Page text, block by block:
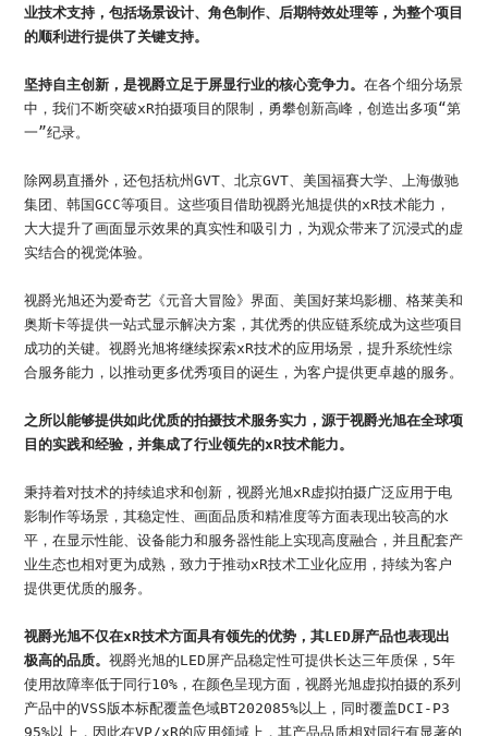
业技术支持，包括场景设计、角色制作、后期特效处理等，为整个项目
的顺利进行提供了关键支持。
坚持自主创新，是视爵立足于屏显行业的核心竞争力。在各个细分场景
中，我们不断突破xR拍摄项目的限制，勇攀创新高峰，创造出多项“第
一”纪录。
除网易直播外，还包括杭州GVT、北京GVT、美国福賽大学、上海傲驰
集团、韩国GCC等项目。这些项目借助视爵光旭提供的xR技术能力，
大大提升了画面显示效果的真实性和吸引力，为观众带来了沉浸式的虚
实结合的视觉体验。
视爵光旭还为爱奇艺《元音大冒险》界面、美国好莱坞影棚、格莱美和
奥斯卡等提供一站式显示解决方案，其优秀的供应链系统成为这些项目
成功的关键。视爵光旭将继续探索xR技术的应用场景，提升系统性综
合服务能力，以推动更多优秀项目的诞生，为客户提供更卓越的服务。
之所以能够提供如此优质的拍摄技术服务实力，源于视爵光旭在全球项
目的实践和经验，并集成了行业领先的xR技术能力。
秉持着对技术的持续追求和创新，视爵光旭xR虚拟拍摄广泛应用于电
影制作等场景，其稳定性、画面品质和精准度等方面表现出较高的水
平，在显示性能、设备能力和服务器性能上实现高度融合，并且配套产
业生态也相对更为成熟，致力于推动xR技术工业化应用，持续为客户
提供更优质的服务。
视爵光旭不仅在xR技术方面具有领先的优势，其LED屏产品也表现出
极高的品质。视爵光旭的LED屏产品稳定性可提供长达三年质保，5年
使用故障率低于同行10%，在颜色呈现方面，视爵光旭虚拟拍摄的系列
产品中的VSS版本标配覆盖色域BT202085%以上，同时覆盖DCI-P3
95%以上，因此在VP/xR的应用领域上，其产品品质相对同行有显著的